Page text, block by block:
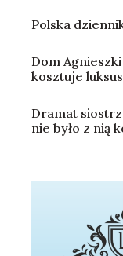
Polska
Dom
kosztuje
Dramat
nie było z nią